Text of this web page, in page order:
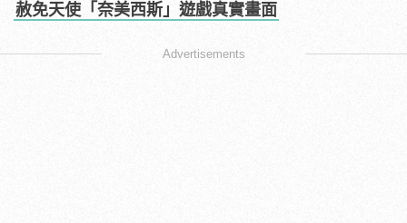
赦免天使「奈美西斯」遊戲真實畫面
Advertisements